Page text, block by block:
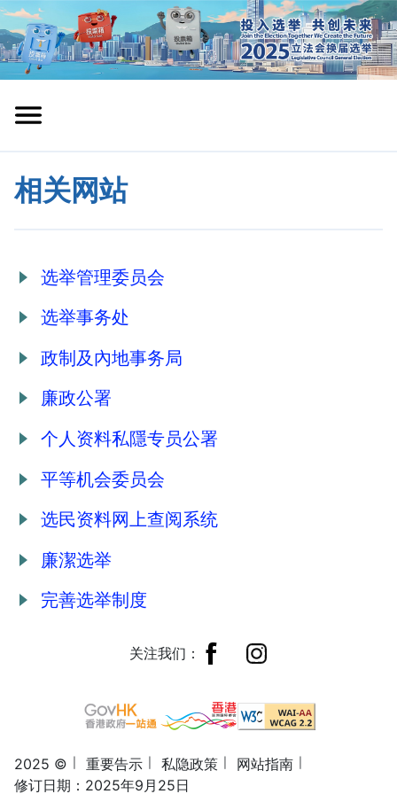
相关网站
选举管理委员会
选举事务处
政制及內地事务局
廉政公署
个人资料私隱专员公署
平等机会委员会
选民资料网上查阅系统
廉潔选举
完善选举制度
关注我们：
2025 © 重要告示 私隐政策
网站指南
修订日期：2025年9月25日